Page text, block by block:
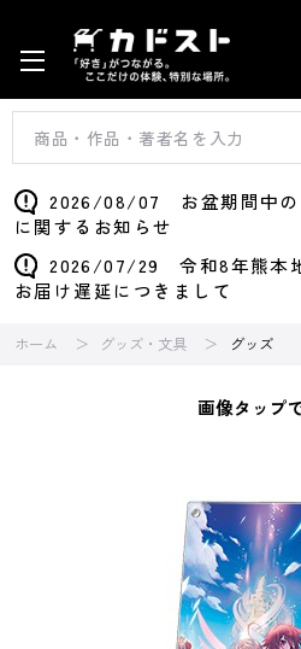
2026/08/07 お盆期間中の
に関するお知らせ
2026/07/29 令和8年熊本
お届け遅延につきまして
ホーム グッズ・文具 グッズ
画像タップ